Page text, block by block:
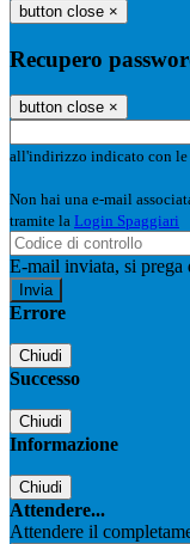
button close ×
Recupero
button close ×
all'indirizzo indicato con le
Non hai una e-mail
tramite la Login Spaggiari
E-mail inviata, si prega
Errore
Chiudi
Successo
Chiudi
Informazione
Chiudi
Attendere...
Attendere il